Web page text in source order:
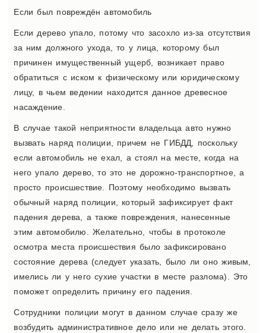
Если был повреждён автомобиль
Если дерево упало, потому что засохло из-за отсутствия
за ним должного ухода, то у лица, которому был
причинен имущественный ущерб, возникает право
обратиться с иском к физическому или юридическому
лицу, в чьем ведении находится данное древесное
насаждение.
В случае такой неприятности владельца авто нужно
вызвать наряд полиции, причем не ГИБДД, поскольку
если автомобиль не ехал, а стоял на месте, когда на
него упало дерево, то это не дорожно-транспортное, а
просто происшествие. Поэтому необходимо вызвать
обычный наряд полиции, который зафиксирует факт
падения дерева, а также повреждения, нанесенные
этим автомобилю. Желательно, чтобы в протоколе
осмотра места происшествия было зафиксировано
состояние дерева (следует указать, было ли оно живым,
имелись ли у него сухие участки в месте разлома). Это
поможет определить причину его падения.
Сотрудники полиции могут в данном случае сразу же
возбудить административное дело или не делать этого.